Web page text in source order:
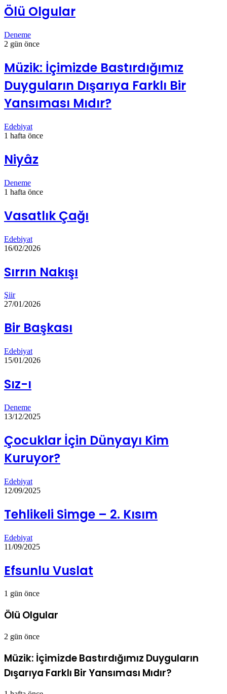
Ölü Olgular
Deneme
2 gün önce
Müzik: İçimizde Bastırdığımız
Duyguların Dışarıya Farklı Bir
Yansıması Mıdır?
Edebiyat
1 hafta önce
Niyâz
Deneme
1 hafta önce
Vasatlık Çağı
Edebiyat
16/02/2026
Sırrın Nakışı
Şiir
27/01/2026
Bir Başkası
Edebiyat
15/01/2026
Sız-ı
Deneme
13/12/2025
Çocuklar İçin Dünyayı Kim
Kuruyor?
Edebiyat
12/09/2025
Tehlikeli Simge – 2. Kısım
Edebiyat
11/09/2025
Efsunlu Vuslat
1 gün önce
Ölü Olgular
2 gün önce
Müzik: İçimizde Bastırdığımız Duyguların
Dışarıya Farklı Bir Yansıması Mıdır?